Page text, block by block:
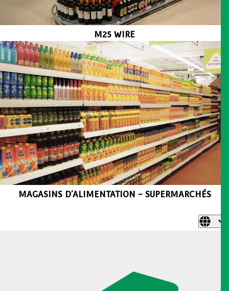
M25 WIRE
MAGASINS D’ALIMENTATION - SUPERMARCHÉS